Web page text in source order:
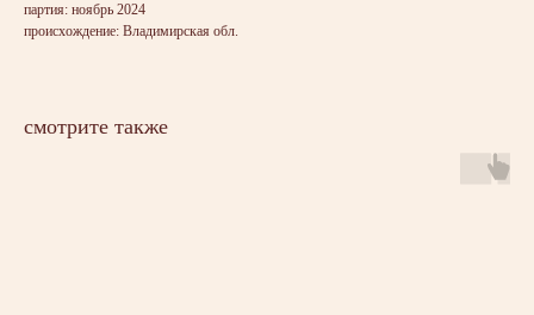
партия: ноябрь 2024
происхождение: Владимирская обл.
смотрите также